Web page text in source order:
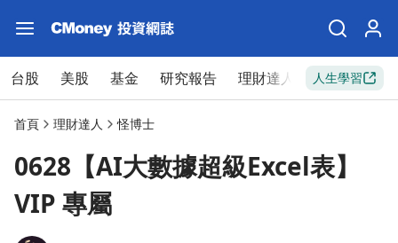
台股 美股 基金 研究報告 理財達人 新手入門
人生學習
首頁 理財達人 怪博士
0628【AI大數據超級Excel表】
VIP 專屬